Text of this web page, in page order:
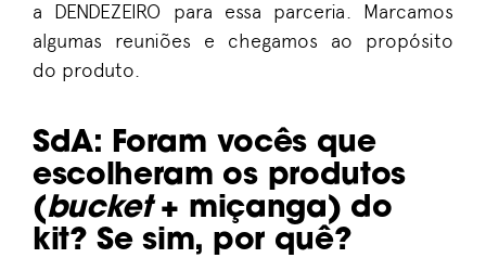
a DENDEZEIRO para essa parceria Marcamos
algumas reuniões e chegamos ao
propósito
do produto.
SdA: Foram vocês que
escolheram os produtos
(bucket + miçanga) do
kit? Se sim, por quê?